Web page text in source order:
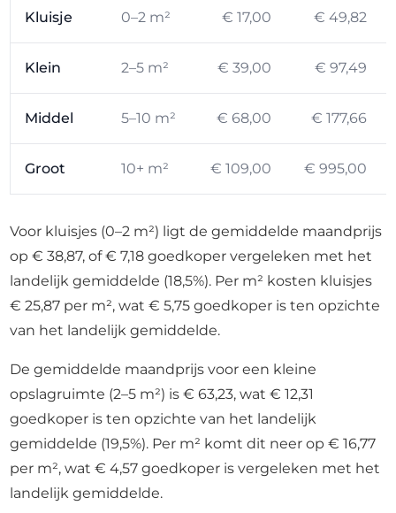
Kluisje 0–2 m² € 17,00 € 49,82
Klein 2–5 m² € 39,00 € 97,49
Middel 5–10 m² € 68,00 € 177,66
Groot 10+ m² € 109,00 € 995,00
Voor kluisjes (0–2 m²) ligt de gemiddelde maandprijs
op € 38,87, of € 7,18 goedkoper vergeleken met het
landelijk gemiddelde (18,5%). Per m² kosten kluisjes
€ 25,87 per m², wat € 5,75 goedkoper is ten opzichte
van het landelijk gemiddelde.
De gemiddelde maandprijs voor een kleine
opslagruimte (2–5 m²) is € 63,23, wat € 12,31
goedkoper is ten opzichte van het landelijk
gemiddelde (19,5%). Per m² komt dit neer op € 16,77
per m², wat € 4,57 goedkoper is vergeleken met het
landelijk gemiddelde.